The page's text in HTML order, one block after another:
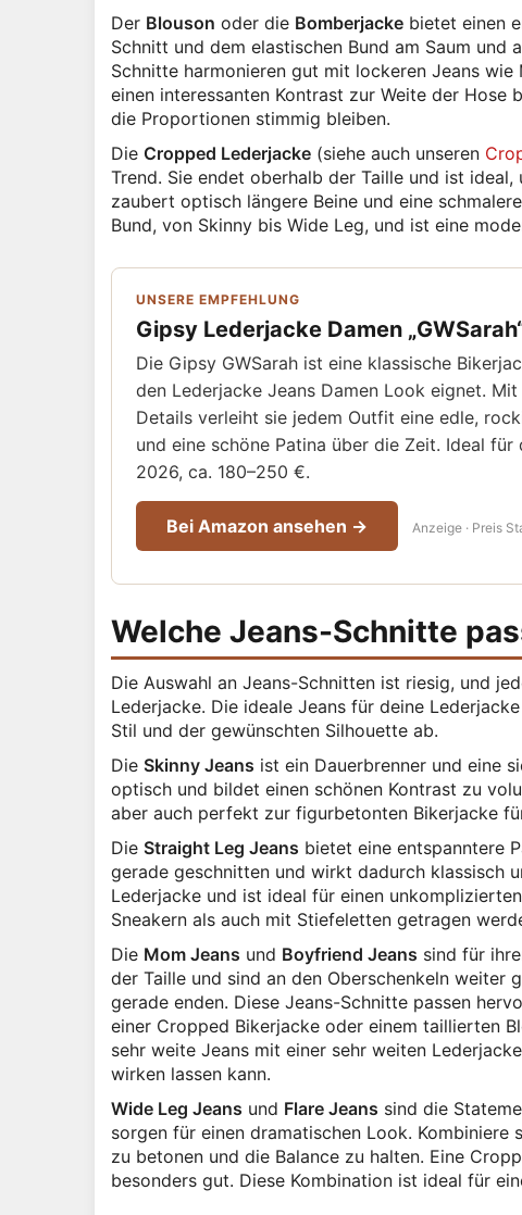
Der Blouson oder die Bomberjacke bietet einen
Schnitt und dem elastischen Bund am Saum
Schnitte harmonieren gut mit lockeren Jeans
einen interessanten Kontrast zur Weite der
die Proportionen stimmig bleiben.
Die Cropped Lederjacke (siehe auch unseren
Trend. Sie endet oberhalb der Taille und ist
zaubert optisch längere Beine und eine
Bund, von Skinny bis Wide Leg, und ist eine
UNSERE EMPFEHLUNG
Gipsy Lederjacke Damen
Die Gipsy GWSarah ist eine klassische
den Lederjacke Jeans Damen Look eignet.
Details verleiht sie jedem Outfit eine edle,
und eine schöne Patina über die Zeit. Ideal
2026, ca. 180–250 €.
Bei Amazon ansehen → Anzeige · Preis
Welche Jeans-Schnitte
Die Auswahl an Jeans-Schnitten ist riesig, und
Lederjacke. Die ideale Jeans für deine
Stil und der gewünschten Silhouette ab.
Die Skinny Jeans ist ein Dauerbrenner und eine
optisch und bildet einen schönen Kontrast zu
aber auch perfekt zur figurbetonten Bikerjacke
Die Straight Leg Jeans bietet eine entspanntere
gerade geschnitten und wirkt dadurch klassisch
Lederjacke und ist ideal für einen
Sneakern als auch mit Stiefeletten getragen
Die Mom Jeans und Boyfriend Jeans sind für
der Taille und sind an den Oberschenkeln weiter
gerade enden. Diese Jeans-Schnitte passen
einer Cropped Bikerjacke oder einem taillierten
sehr weite Jeans mit einer sehr weiten
wirken lassen kann.
Wide Leg Jeans und Flare Jeans sind die
sorgen für einen dramatischen Look.
zu betonen und die Balance zu halten. Eine
besonders gut. Diese Kombination ist ideal für